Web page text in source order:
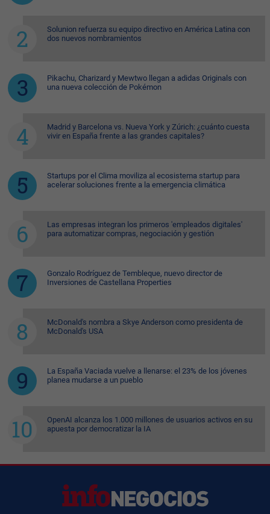
Solunion refuerza su equipo directivo en América Latina con
dos nuevos nombramientos
Pikachu, Charizard y Mewtwo llegan a adidas Originals con
una nueva colección de Pokémon
Madrid y Barcelona vs. Nueva York y Zúrich: ¿cuánto cuesta
vivir en España frente a las grandes capitales?
Startups por el Clima moviliza al ecosistema startup para
acelerar soluciones frente a la emergencia climática
Las empresas integran los primeros 'empleados digitales'
para automatizar compras, negociación y gestión
Gonzalo Rodríguez de Tembleque, nuevo director de
Inversiones de Castellana Properties
McDonald's nombra a Skye Anderson como presidenta de
McDonald's USA
La España Vaciada vuelve a llenarse: el 23% de los jóvenes
planea mudarse a un pueblo
OpenAI alcanza los 1.000 millones de usuarios activos en su
apuesta por democratizar la IA